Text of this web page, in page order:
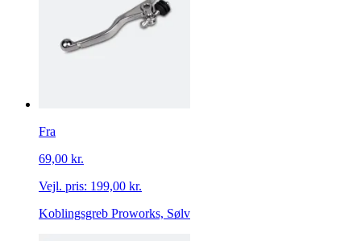
Fra
69,00 kr.
Vejl. pris: 199,00 kr.
Koblingsgreb Proworks, Sølv